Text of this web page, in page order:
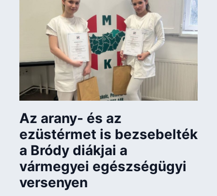
Az arany- és az
ezüstérmet is bezsebelték
a Bródy diákjai a
vármegyei egészségügyi
versenyen